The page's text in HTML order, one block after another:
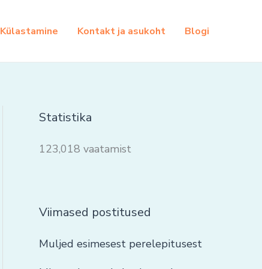
Külastamine Kontakt ja asukoht Blogi
Statistika
123,018 vaatamist
Viimased postitused
Muljed esimesest perelepitusest